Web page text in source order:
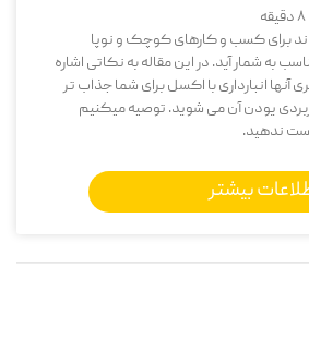
8دقیقه
برای کسب و کارهای کوچک و نوپا
به شمار آید. در این مقاله به نکاتی اشاره
آنها انبارداری با اکسل برای شما جذاب تر
یودن آن می شوید. توصیه میکنیم
دست ندهید.
بیشتر